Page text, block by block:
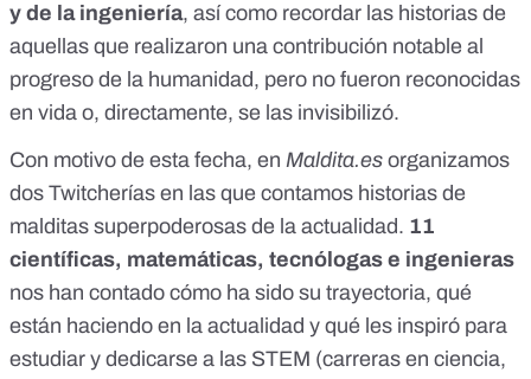
y de la ingeniería, así como recordar las historias de
aquellas que realizaron una contribución notable al
progreso de la humanidad, pero no fueron reconocidas
en vida o, directamente, se las invisibilizó.
Con motivo de esta fecha, en Maldita.es organizamos
dos Twitcherías en las que contamos historias de
malditas superpoderosas de la actualidad. 11
científicas, matemáticas, tecnólogas e ingenieras
nos han contado cómo ha sido su trayectoria, qué
están haciendo en la actualidad y qué les inspiró para
estudiar y dedicarse a las STEM (carreras en ciencia,